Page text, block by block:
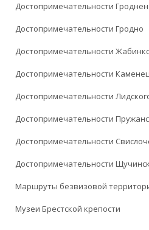
Достопримечательности
Достопримечательности Гродно
Достопримечательности
Достопримечательности
Достопримечательности
Достопримечательности
Достопримечательности
Достопримечательности
Маршруты безвизовой
Музеи Брестской крепости